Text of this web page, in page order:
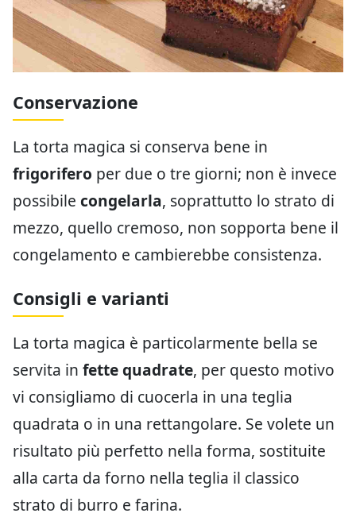
Conservazione
La torta magica si conserva bene in
frigorifero per due o tre giorni; non è invece
possibile congelarla, soprattutto lo strato di
mezzo, quello cremoso, non sopporta bene il
congelamento e cambierebbe consistenza.
Consigli e varianti
La torta magica è particolarmente bella se
servita in fette quadrate, per questo motivo
vi consigliamo di cuocerla in una teglia
quadrata o in una rettangolare. Se volete un
risultato più perfetto nella forma, sostituite
alla carta da forno nella teglia il classico
strato di burro e farina.